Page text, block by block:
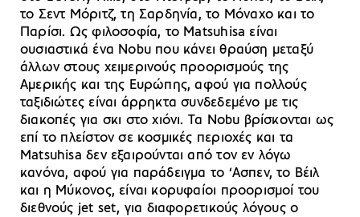
το Σεντ Μόριτζ, τη Σαρδηνία, το Μόναχο και το
Παρίσι. Ως φιλοσοφία, το Matsuhisa είναι
ουσιαστικά ένα Nobu που κάνει θραύση μεταξύ
άλλων στους χειμερινούς προορισμούς της
Αμερικής και της Ευρώπης, αφού για πολλούς
ταξιδιώτες είναι άρρηκτα συνδεδεμένο με τις
διακοπές για σκι στο χιόνι. Τα Nobu βρίσκονται ως
επί το πλείστον σε κοσμικές περιοχές και τα
Matsuhisa δεν εξαιρούνται από τον εν λόγω
κανόνα, αφού για παράδειγμα το ‘Ασπεν, το Βέιλ
και η Μύκονος, είναι κορυφαίοι προορισμοί του
διεθνούς jet set, για διαφορετικούς λόγους ο